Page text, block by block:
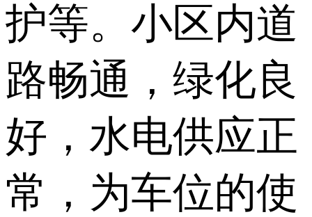
护等。小区内道
路畅通，绿化良
好，水电供应正
常，为车位的使